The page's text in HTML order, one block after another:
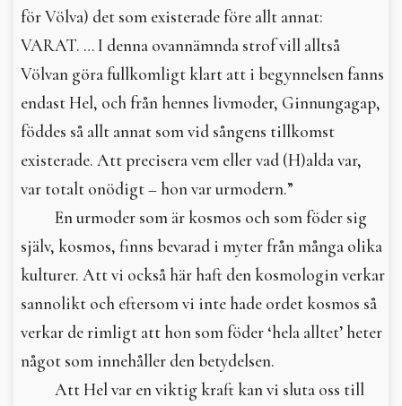
för Völva) det som existerade före allt annat:
VARAT. … I denna ovannämnda strof vill alltså
Völvan göra fullkomligt klart att i begynnelsen fanns
endast Hel, och från hennes livmoder, Ginnungagap,
föddes så allt annat som vid sångens tillkomst
existerade. Att precisera vem eller vad (H)alda var,
var totalt onödigt – hon var urmodern.”
En urmoder som är kosmos och som föder sig
själv, kosmos, finns bevarad i myter från många olika
kulturer. Att vi också här haft den kosmologin verkar
sannolikt och eftersom vi inte hade ordet kosmos så
verkar de rimligt att hon som föder ‘hela alltet’ heter
något som innehåller den betydelsen.
Att Hel var en viktig kraft kan vi sluta oss till